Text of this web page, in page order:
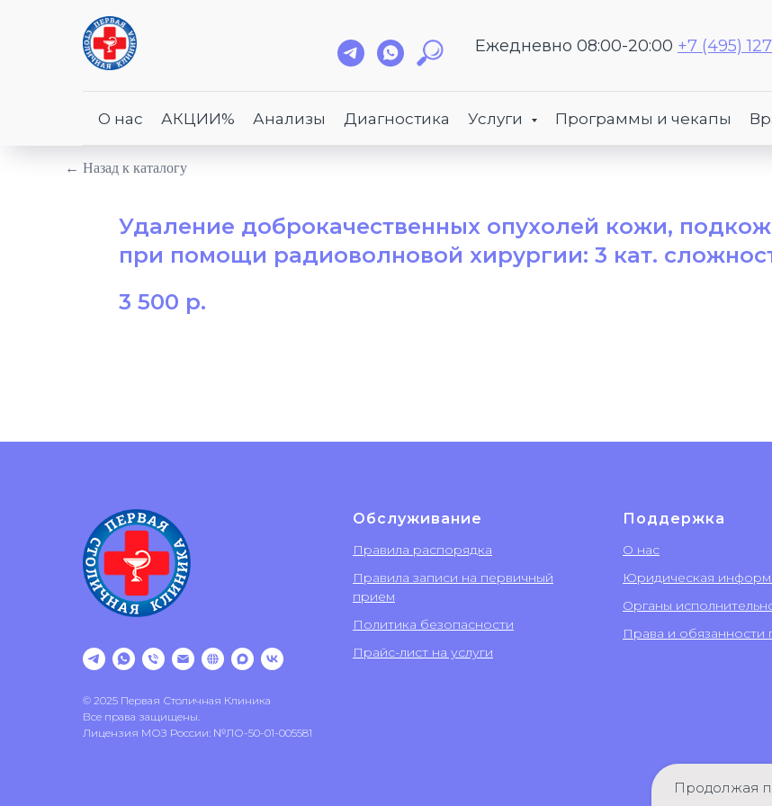
Ежедневно 08:00-20:00 +7 (495)
О нас АКЦИИ% Анализы Диагностика Услуги Программы и чекапы
Продолжая
← Назад к каталогу
Удаление доброкачественных опухолей кожи,
при помощи радиоволновой хирургии: 3 кат.
3 500 р.
© 2025 Первая Столичная Клиника
Все права защищены.
Лицензия МОЗ России: №ЛО-50-01-005581
Обслуживание
Правила распорядка
Правила записи на первичный
прием
Политика безопасности
Прайс-лист на услуги
Поддержка
О нас
Юридическая
Органы
Права и обязанности